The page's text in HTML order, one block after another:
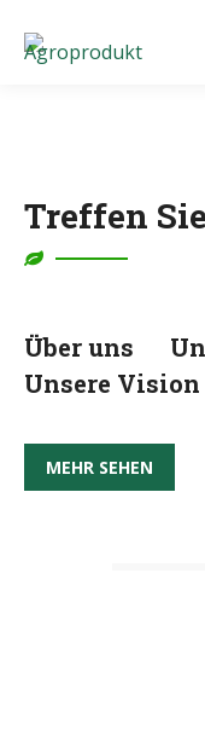
Treffen
Über uns
Unsere Vision
MEHR SEHEN